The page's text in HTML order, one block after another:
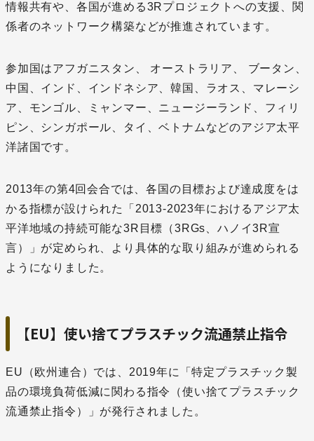
情報共有や、各国が進める3Rプロジェクトへの支援、関
係者のネットワーク構築などが推進されています。
参加国はアフガニスタン、 オーストラリア、 ブータン、
中国、インド、インドネシア、韓国、ラオス、マレーシ
ア、モンゴル、ミャンマー、ニュージーランド、フィリ
ピン、シンガポール、タイ、ベトナムなどのアジア太平
洋諸国です。
2013年の第4回会合では、各国の目標および達成度をは
かる指標が設けられた「2013-2023年におけるアジア太
平洋地域の持続可能な3R目標（3RGs、ハノイ3R宣
言）」が定められ、より具体的な取り組みが進められる
ようになりました。
【EU】使い捨てプラスチック流通禁止指令
EU（欧州連合）では、2019年に「特定プラスチック製
品の環境負荷低減に関わる指令（使い捨てプラスチック
流通禁止指令）」が発行されました。